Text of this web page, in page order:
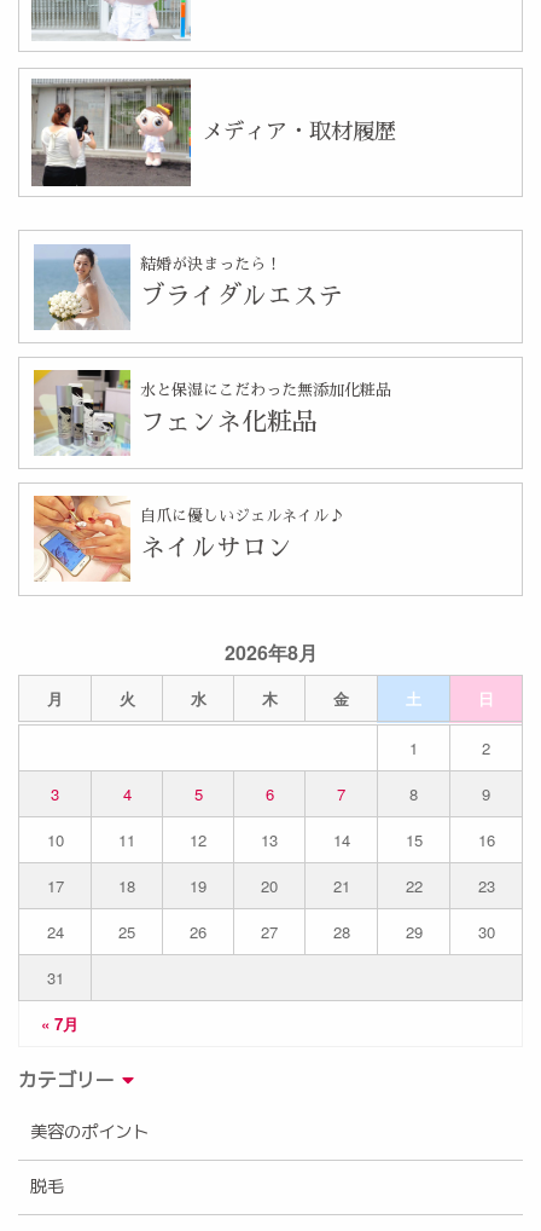
2026年8月
月 火 水 木 金 土 日
« 7月
1
2
3
4 5 6 7 8
9
10
11 12 13 14 15
16
17
18 19 20 21 22
23
24
25 26 27 28 29
30
31
カテゴリー
美容のポイント
脱毛
メディア・取材履歴
結婚が決まったら！
ブライダルエステ
水と保湿にこだわった無添加化粧品
フェンネ化粧品
自爪に優しいジェルネイル♪
ネイルサロン